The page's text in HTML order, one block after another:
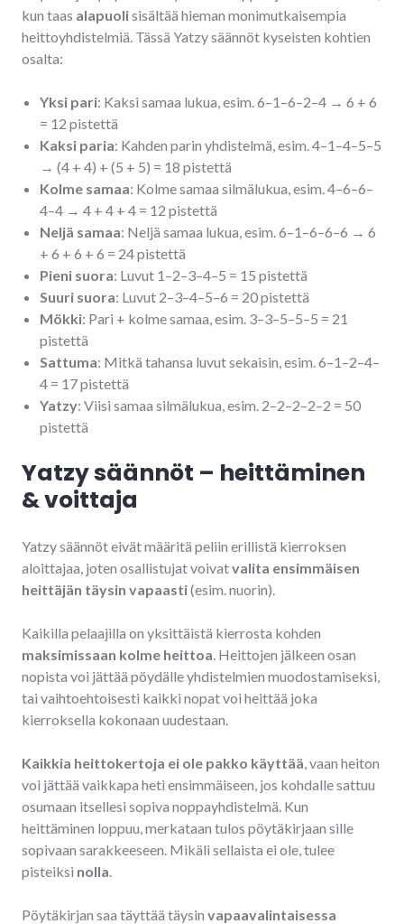
kun taas alapuolisisältää hieman monimutkaisempia
heittoyhdistelmiä. Tässä Yatzy säännöt kyseisten kohtien
osalta:
Yksi pari: Kaksi samaa lukua, esim. 6–1–6–2–4 → 6 + 6
= 12 pistettä
Kaksi paria: Kahden parin yhdistelmä, esim. 4–1–4–5–5
→ (4 + 4) + (5 + 5) = 18 pistettä
Kolme samaa: Kolme samaa silmälukua, esim. 4–6–6–
4–4 → 4 + 4 + 4 = 12 pistettä
Neljä samaa: Neljä samaa lukua, esim. 6–1–6–6–6 → 6
+ 6 + 6 + 6 = 24 pistettä
Pieni suora: Luvut 1–2–3–4–5 = 15 pistettä
Suuri suora: Luvut 2–3–4–5–6 = 20 pistettä
Mökki: Pari + kolme samaa, esim. 3–3–5–5–5 = 21
pistettä
Sattuma: Mitkä tahansa luvut sekaisin, esim. 6–1–2–4–
4 = 17 pistettä
Yatzy: Viisi samaa silmälukua, esim. 2–2–2–2–2 = 50
pistettä
Yatzy säännöt – heittäminen
& voittaja
Yatzy säännöt eivät määritä peliin erillistä kierroksen
aloittajaa, joten osallistujat voivatvalita ensimmäisen
heittäjän täysin vapaasti(esim. nuorin).
Kaikilla pelaajilla on yksittäistä kierrosta kohden
maksimissaan kolme heittoa. Heittojen jälkeen osan
nopista voi jättää pöydälle yhdistelmien muodostamiseksi,
tai vaihtoehtoisesti kaikki nopat voi heittää joka
kierroksella kokonaan uudestaan.
Kaikkia heittokertoja ei ole pakko käyttää, vaan heiton
voi jättää vaikkapa heti ensimmäiseen, jos kohdalle sattuu
osumaan itsellesi sopiva noppayhdistelmä. Kun
heittäminen loppuu, merkataan tulos pöytäkirjaan sille
sopivaan sarakkeeseen. Mikäli sellaista ei ole, tulee
pisteiksi nolla.
Pöytäkirjan saa täyttää täysin vapaavalintaisessa